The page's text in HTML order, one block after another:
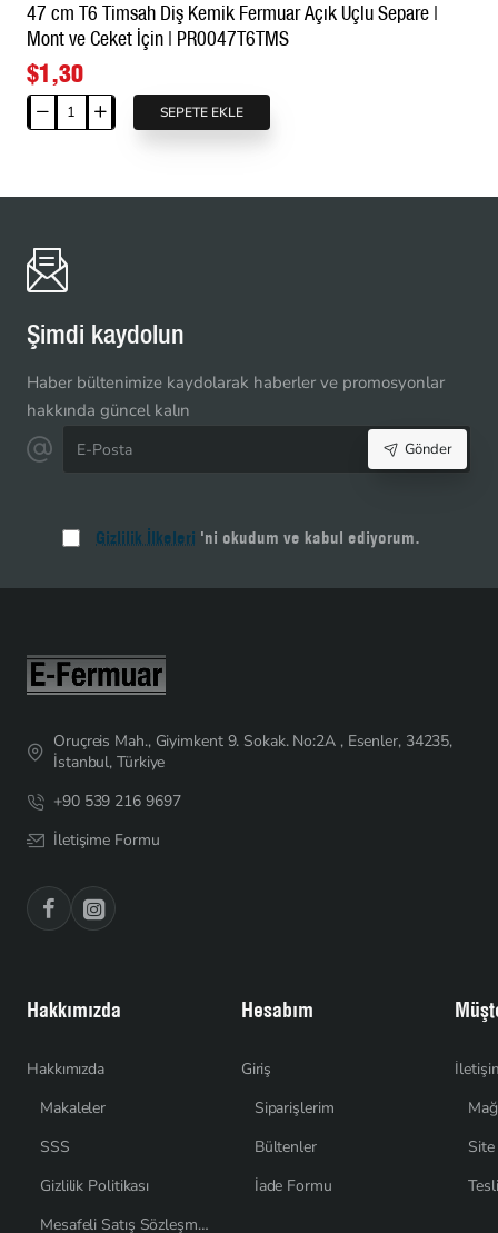
|
PR00120T10
47 cm T6 Timsah Diş Kemik Fermuar Açık Uçlu Separe |
Mont ve Ceket İçin | PR0047T6TMS
$1,30
47
Timsah
Kemik
Fermuar
Açık
Separe
Mont
ve
Ceket
İçin
SEPETE EKLE
Şimdi kaydolun
Haber bültenimize kaydolarak haberler ve promosyonlar
hakkında güncel kalın
Posta
Gönder
Gizlilik İlkeleri 'ni okudum ve kabul ediyorum.
Oruçreis Mah., Giyimkent 9. Sokak. No:2A , Esenler, 34235,
İstanbul, Türkiye
+90 539 216 9697
İletişime Formu
Hakkımızda
Hakkımızda
Makaleler
SSS
Gizlilik Politikası
Mesafeli Satış Sözleşmesi
Hesabım
Giriş
Siparişlerim
Bültenler
İade Formu
Site